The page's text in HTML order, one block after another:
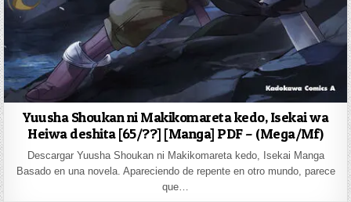
Yuusha Shoukan ni Makikomareta kedo, Isekai wa
Heiwa deshita [65/??] [Manga] PDF – (Mega/Mf)
Descargar Yuusha Shoukan ni Makikomareta kedo, Isekai Manga
Basado en una novela. Apareciendo de repente en otro mundo, parece
que…